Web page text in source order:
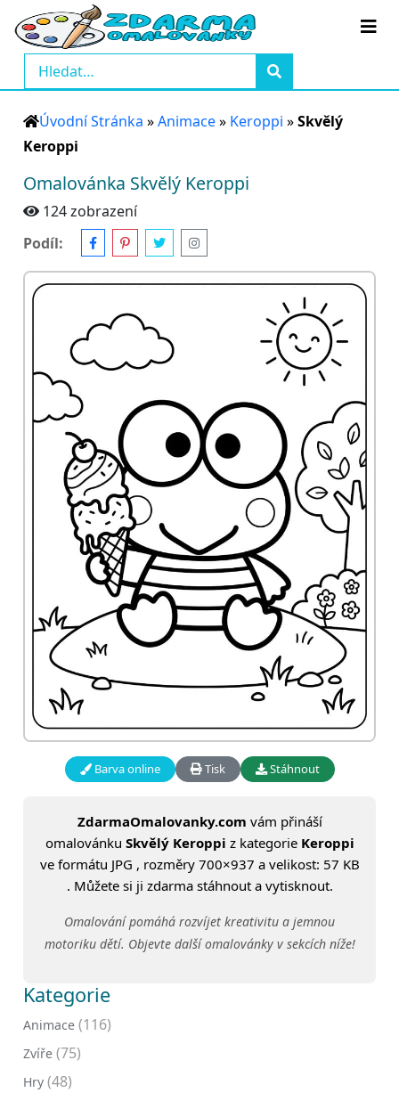
Úvodní Stránka »Animace» Keroppi »Skvělý
Keroppi
Omalovánka Skvělý Keroppi
124 zobrazení
Podíl:
Barva online Tisk Stáhnout
ZdarmaOmalovanky.com vám přináší
omalovánku Skvělý Keroppi z kategorie Keroppi
ve formátu JPG , rozměry 700×937 a velikost: 57 KB
. Můžete si ji zdarma stáhnout a vytisknout.
Omalování pomáhá rozvíjet kreativitu a jemnou
motoriku dětí. Objevte další omalovánky v sekcích níže!
Kategorie
Animace (116)
Zvíře (75)
Hry (48)